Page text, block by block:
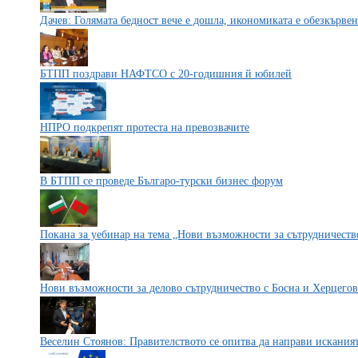
Дачев: Голямата бедност вече е дошла, икономиката е
БТПП поздрави НАФТСО с 20-годишния й юбилей
НПРО подкрепят протеста на превозвачите
В БТПП се проведе Българо-турски бизнес форум
Покана за уебинар на тема „Нови възможности за
Нови възможности за делово сътрудничество с Босна и
Веселин Стоянов: Правителството се опитва да направи